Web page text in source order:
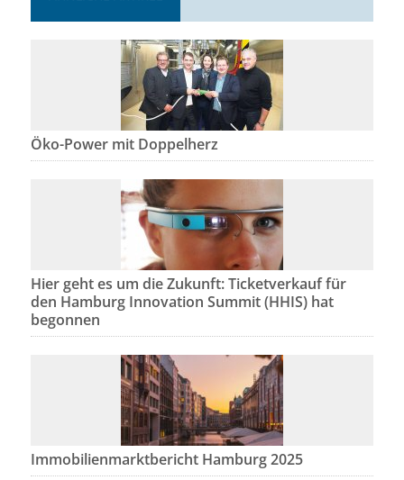
Öko-Power mit Doppelherz
Hier geht es um die Zukunft: Ticketverkauf für
den Hamburg Innovation Summit (HHIS) hat
begonnen
Immobilienmarktbericht Hamburg 2025